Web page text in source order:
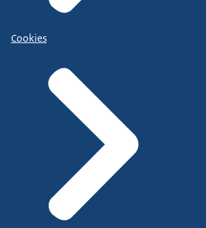
Cookies